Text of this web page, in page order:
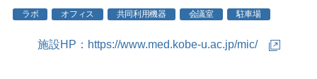
ラボ オフィス 共同利用機器 会議室 駐車場
施設HP： https://www.med.kobe-u.ac.jp/mic/